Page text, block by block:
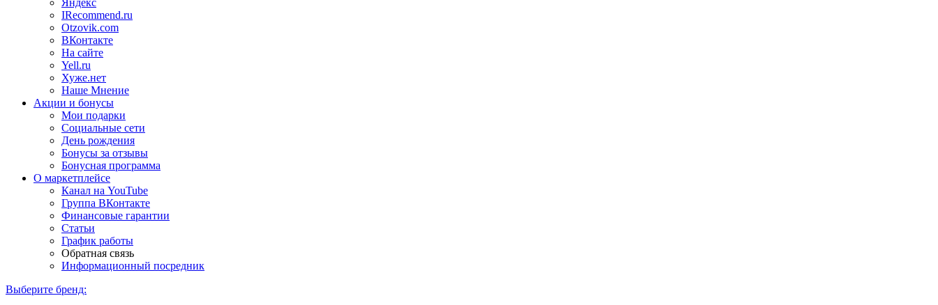
IRecommend.ru
Otzovik.com
ВКонтакте
На сайте
Yell.ru
Хуже.нет
Наше Мнение
Акции и бонусы
Мои подарки
Социальные сети
День рождения
Бонусы за отзывы
Бонусная программа
О маркетплейсе
Канал на YouTube
Группа ВКонтакте
Финансовые гарантии
Статьи
График работы
Обратная связь
Информационный посредник
Выберите бренд: